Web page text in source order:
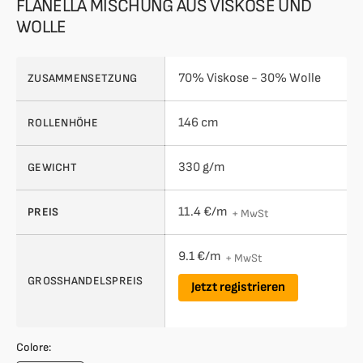
FLANELLA MISCHUNG AUS VISKOSE UND
WOLLE
ZUSAMMENSETZUNG 70% Viskose - 30% Wolle
ROLLENHÖHE 146 cm
GEWICHT 330 g/m
PREIS 11.4 €/m + MwSt
GROSSHANDELSPREIS
9.1 €/m + MwSt
Jetzt registrieren
Colore: